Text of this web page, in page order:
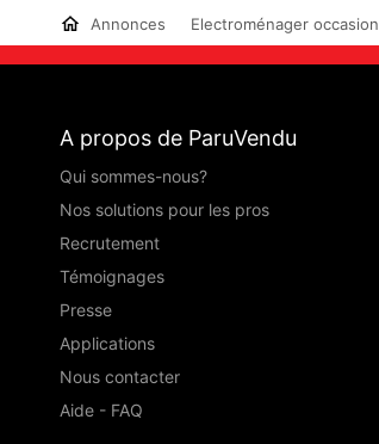
Annonces Electroménager occasion
A propos de ParuVendu
Qui sommes-nous?
Nos solutions pour les pros
Recrutement
Témoignages
Presse
Applications
Nous contacter
Aide - FAQ